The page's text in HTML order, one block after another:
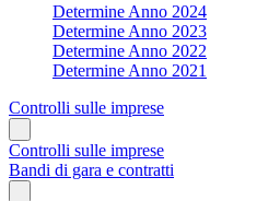
Determine Anno 2024
Determine Anno 2023
Determine Anno 2022
Determine Anno 2021
Controlli sulle imprese
Controlli sulle imprese
Bandi di gara e contratti